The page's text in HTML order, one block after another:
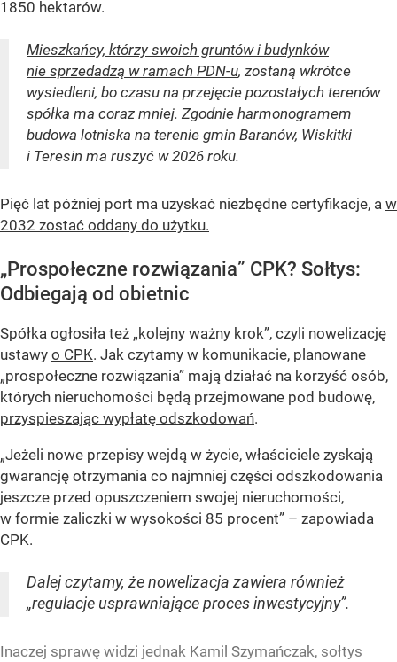
1850 hektarów.
Mieszkańcy, którzy swoich gruntów i budynków
nie sprzedadzą w ramach PDN-u, zostaną wkrótce
wysiedleni, bo czasu na przejęcie pozostałych terenów
spółka ma coraz mniej. Zgodnie harmonogramem
budowa lotniska na terenie gmin Baranów, Wiskitki
i Teresin ma ruszyć w 2026 roku.
Pięć lat później port ma uzyskać niezbędne certyfikacje, a w
2032 zostać oddany do użytku.
„Prospołeczne rozwiązania” CPK? Sołtys:
Odbiegają od obietnic
Spółka ogłosiła też „kolejny ważny krok”, czyli nowelizację
ustawy o CPK. Jak czytamy w komunikacie, planowane
„prospołeczne rozwiązania” mają działać na korzyść osób,
których nieruchomości będą przejmowane pod budowę,
przyspieszając wypłatę odszkodowań.
„Jeżeli nowe przepisy wejdą w życie, właściciele zyskają
gwarancję otrzymania co najmniej części odszkodowania
jeszcze przed opuszczeniem swojej nieruchomości,
w formie zaliczki w wysokości 85 procent” – zapowiada
CPK.
Dalej czytamy, że nowelizacja zawiera również
„regulacje usprawniające proces inwestycyjny”.
Inaczej sprawę widzi jednak Kamil Szymańczak, sołtys